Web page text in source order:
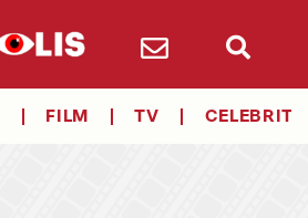
FILM TV CELEBRITY